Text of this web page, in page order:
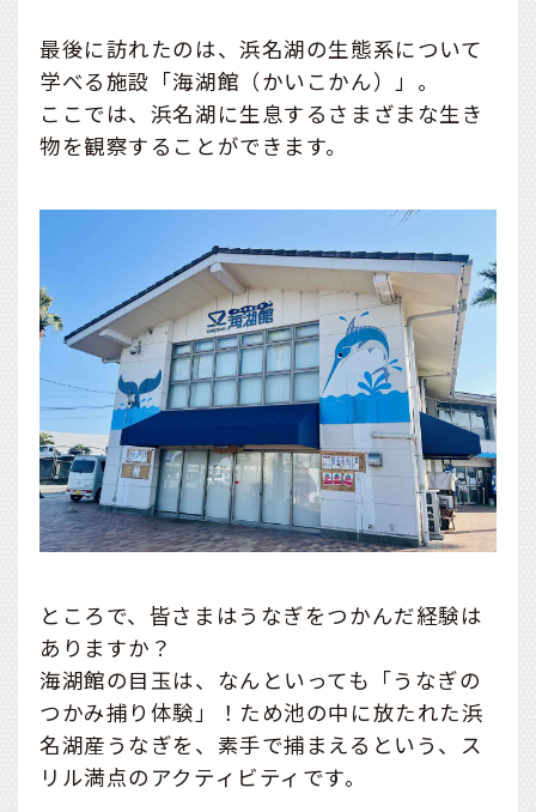
最後に訪れたのは、浜名湖の生態系について
学べる施設「海湖館（かいこかん）」。
ここでは、浜名湖に生息するさまざまな生き
物を観察することができます。
ところで、皆さまはうなぎをつかんだ経験は
ありますか？
海湖館の目玉は、なんといっても「うなぎの
つかみ捕り体験」！ため池の中に放たれた浜
名湖産うなぎを、素手で捕まえるという、ス
リル満点のアクティビティです。